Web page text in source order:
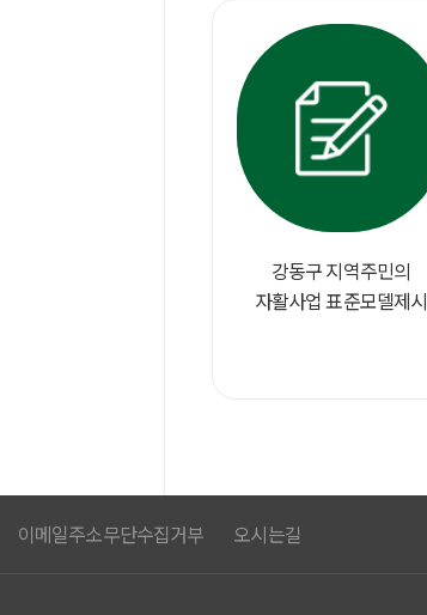
강동구 지역주민의
자활사업 표준모델제시
이메일주소무단수집거부 오시는길